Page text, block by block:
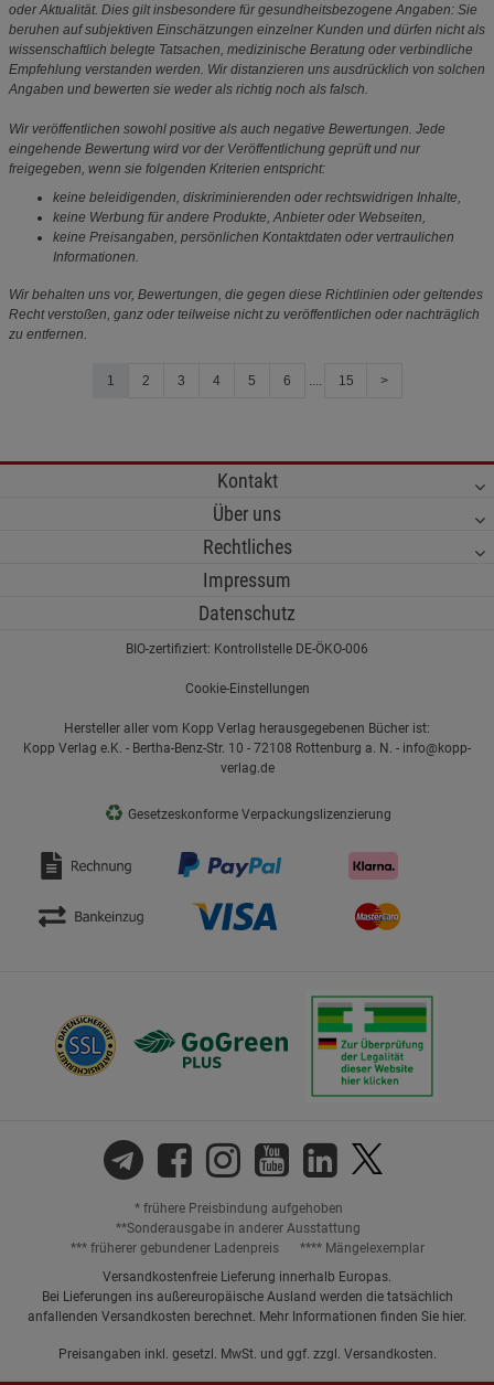
oder Aktualität. Dies gilt insbesondere für gesundheitsbezogene Angaben: Sie
beruhen auf subjektiven Einschätzungen einzelner Kunden und dürfen nicht als
wissenschaftlich belegte Tatsachen, medizinische Beratung oder verbindliche
Empfehlung verstanden werden. Wir distanzieren uns ausdrücklich von solchen
Angaben und bewerten sie weder als richtig noch als falsch.
Wir veröffentlichen sowohl positive als auch negative Bewertungen. Jede
eingehende Bewertung wird vor der Veröffentlichung geprüft und nur
freigegeben, wenn sie folgenden Kriterien entspricht:
keine beleidigenden, diskriminierenden oder rechtswidrigen Inhalte,
keine Werbung für andere Produkte, Anbieter oder Webseiten,
keine Preisangaben, persönlichen Kontaktdaten oder vertraulichen
Informationen.
Wir behalten uns vor, Bewertungen, die gegen diese Richtlinien oder geltendes
Recht verstoßen, ganz oder teilweise nicht zu veröffentlichen oder nachträglich
zu entfernen.
1 2 3 4 5 6 .... 15 >
Kontakt
Über uns
Rechtliches
Impressum
Datenschutz
BIO-zertifiziert: Kontrollstelle DE-ÖKO-006
Cookie-Einstellungen
Hersteller aller vom Kopp Verlag herausgegebenen Bücher ist:
Kopp Verlag e.K. - Bertha-Benz-Str. 10 - 72108 Rottenburg a. N. - info@kopp-
verlag.de
♻ Gesetzeskonforme Verpackungslizenzierung
* frühere Preisbindung aufgehoben
**Sonderausgabe in anderer Ausstattung
*** früherer gebundener Ladenpreis
**** Mängelexemplar
Versandkostenfreie Lieferung innerhalb Europas.
Bei Lieferungen ins außereuropäische Ausland werden die tatsächlich
anfallenden Versandkosten berechnet. Mehr Informationen finden Sie hier.
Preisangaben inkl. gesetzl. MwSt. und ggf. zzgl. Versandkosten.